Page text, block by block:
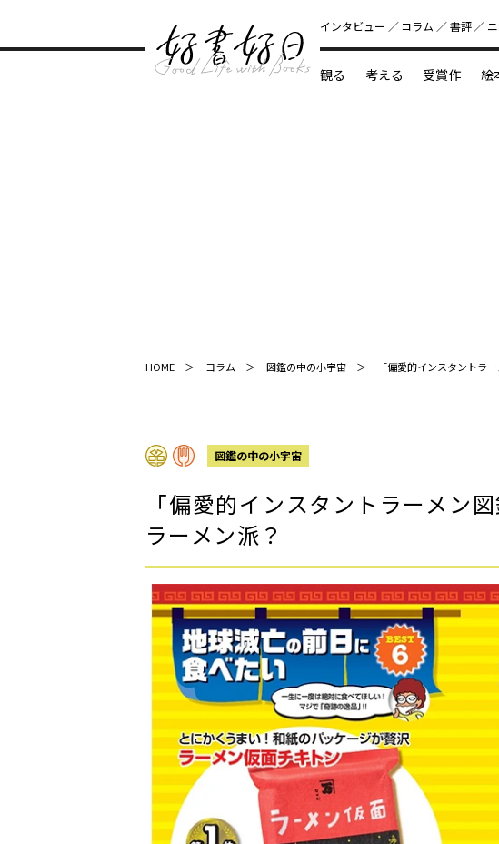
好
インタビュー コラム 書評
観る 考える 受賞作 絵
HOME コラム 図鑑の中の小宇宙 「偏愛的インスタントラ
図鑑の中の小宇宙
「偏愛的インスタントラーメン
ラーメン派？